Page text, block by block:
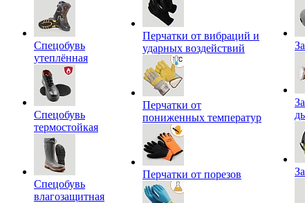
Спецобувь
утеплённая
Спецобувь
термостойкая
Спецобувь
влагозащитная
Перчатки от вибраций и
ударных воздействий
Перчатки от
пониженных температур
Перчатки от порезов